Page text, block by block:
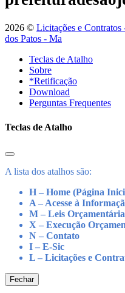
2026 © Licitações e
dos Patos - Ma
Teclas de Atalho
Sobre
*Retificação
Download
Perguntas Frequentes
Teclas de Atalho
A lista dos atalhos são:
H – Home (Página
A – Acesse à
M – Leis
X – Execução
N – Contato
I – E-Sic
L – Licitações e
Fechar